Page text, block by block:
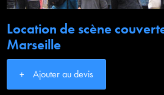
Location de scène
Marseille
Ajouter au devis